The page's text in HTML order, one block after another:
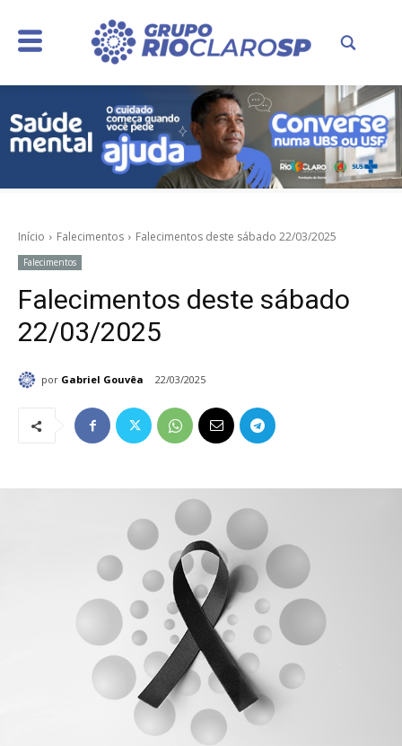
Início Falecimentos Falecimentos deste sábado 22/03/2025
Falecimentos
Falecimentos deste sábado
22/03/2025
por Gabriel Gouvêa 22/03/2025